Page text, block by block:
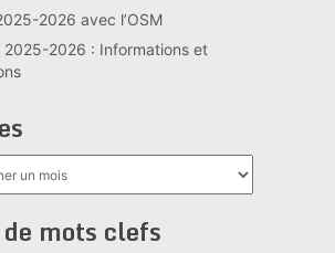
2026 avec l’OSM
2025-2026 : Informations et
mots clefs